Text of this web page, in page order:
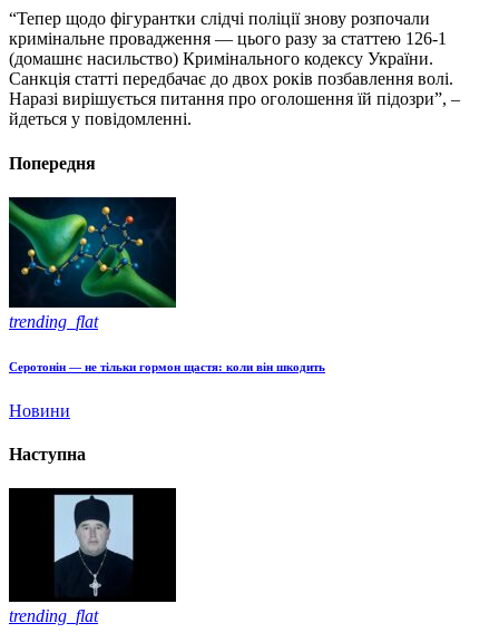
“Тепер щодо фігурантки слідчі поліції знову розпочали
кримінальне провадження — цього разу за статтею 126-1
(домашнє насильство) Кримінального кодексу України.
Санкція статті передбачає до двох років позбавлення волі.
Наразі вирішується питання про оголошення їй підозри”, –
йдеться у повідомленні.
Попередня
trending_flat
Серотонін — не тільки гормон щастя: коли він шкодить
Новини
Наступна
trending_flat